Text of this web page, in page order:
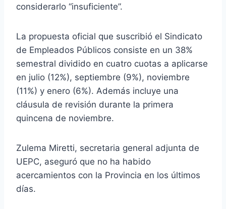
considerarlo “insuficiente”.
La propuesta oficial que suscribió el Sindicato
de Empleados Públicos consiste en un 38%
semestral dividido en cuatro cuotas a aplicarse
en julio (12%), septiembre (9%), noviembre
(11%) y enero (6%). Además incluye una
cláusula de revisión durante la primera
quincena de noviembre.
Zulema Miretti, secretaria general adjunta de
UEPC, aseguró que no ha habido
acercamientos con la Provincia en los últimos
días.